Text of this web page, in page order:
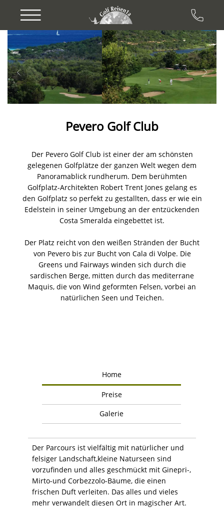
Previous Next
Pevero Golf Club
Der Pevero Golf Club ist einer der am schönsten
gelegenen Golfplätze der ganzen Welt wegen dem
Panoramablick rundherum. Dem berühmten
Golfplatz-Architekten Robert Trent Jones gelang es
den Golfplatz so perfekt zu gestallten, dass er wie ein
Edelstein in seiner Umgebung an der entzückenden
Costa Smeralda eingebettet ist.
Der Platz reicht von den weißen Stränden der Bucht
von Pevero bis zur Bucht von Cala di Volpe. Die
Greens und Fairways winden sich durch die
sardischen Berge, mitten durch das mediterrane
Maquis, die von Wind geformten Felsen, vorbei an
natürlichen Seen und Teichen.
Home
Preise
Galerie
Der Parcours ist vielfältig mit natürlicher und
felsiger Landschaft,kleine Naturseen sind
vorzufinden und alles geschmückt mit Ginepri-,
Mirto-und Corbezzolo-Bäume, die einen
frischen Duft verleiten. Das alles und vieles
mehr verwandelt diesen Ort in magischer Art.